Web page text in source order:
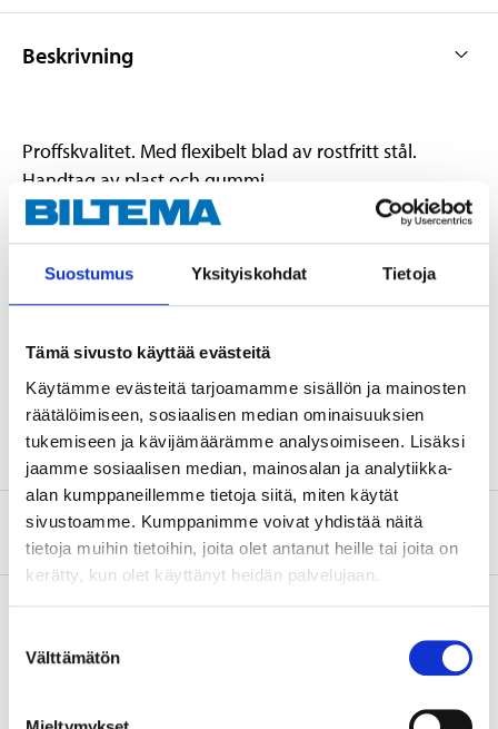
Suostumus Yksityiskohdat Tietoja
Tämä sivusto käyttää evästeitä
Käytämme evästeitä tarjoamamme sisällön ja mainosten
räätälöimiseen, sosiaalisen median ominaisuuksien
tukemiseen ja kävijämäärämme analysoimiseen. Lisäksi
jaamme sosiaalisen median, mainosalan ja analytiikka-
alan kumppaneillemme tietoja siitä, miten käytät
sivustoamme. Kumppanimme voivat yhdistää näitä
tietoja muihin tietoihin, joita olet antanut heille tai joita on
kerätty, kun olet käyttänyt heidän palvelujaan.
valinta
Välttämätön
Beskrivning
Proffskvalitet. Med flexibelt blad av rostfritt stål.
Handtag av plast och gummi.
Teknisk specifikation
Bredd
50 mm
Om tillverkaren